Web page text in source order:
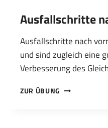
Ausfallschritte
Ausfallschritte nach
und sind zugleich eine
Verbesserung des
ZUR ÜBUNG